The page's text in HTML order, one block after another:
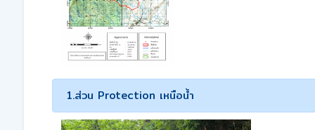
1.ส่วน Protection เหนือน้ำ